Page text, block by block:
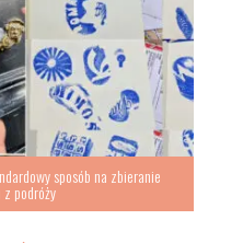
sposób na zbieranie
podróży